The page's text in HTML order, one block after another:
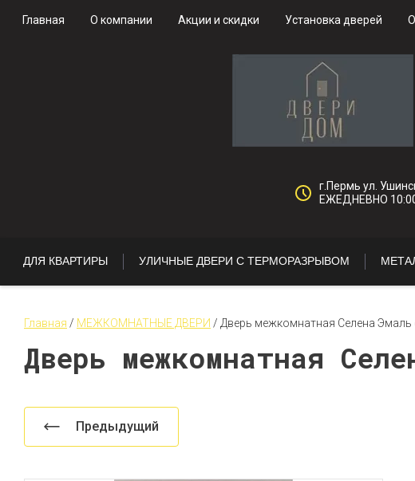
Главная О компании Акции и скидки Установка дверей
г.Пермь ул.
ЕЖЕДНЕВНО
ДЛЯ КВАРТИРЫ УЛИЧНЫЕ ДВЕРИ С ТЕРМОРАЗРЫВОМ
Главная / МЕЖКОМНАТНЫЕ ДВЕРИ / Дверь межкомнатная Селена Эмаль
Дверь межкомнатная
Предыдущий